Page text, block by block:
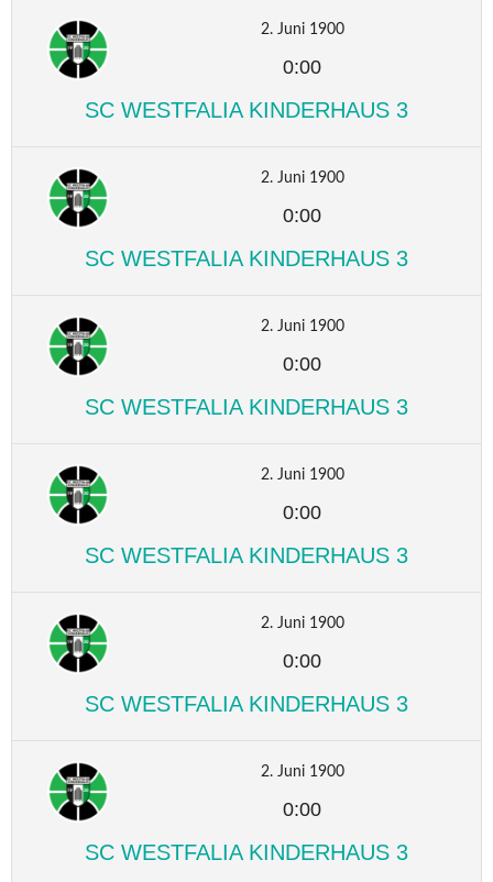
2. Juni 1900
0:00
SC WESTFALIA KINDERHAUS 3
2. Juni 1900
0:00
SC WESTFALIA KINDERHAUS 3
2. Juni 1900
0:00
SC WESTFALIA KINDERHAUS 3
2. Juni 1900
0:00
SC WESTFALIA KINDERHAUS 3
2. Juni 1900
0:00
SC WESTFALIA KINDERHAUS 3
2. Juni 1900
0:00
SC WESTFALIA KINDERHAUS 3